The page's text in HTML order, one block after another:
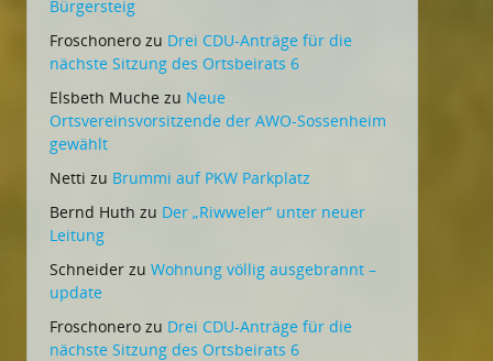
Bürgersteig
Froschonero zu Drei CDU-Anträge für die
nächste Sitzung des Ortsbeirats 6
Elsbeth Muche zu Neue
Ortsvereinsvorsitzende der AWO-Sossenheim
gewählt
Netti zu Brummi auf PKW Parkplatz
Bernd Huth zu Der „Riwweler“ unter neuer
Leitung
Schneider zu Wohnung völlig ausgebrannt –
update
Froschonero zu Drei CDU-Anträge für die
nächste Sitzung des Ortsbeirats 6